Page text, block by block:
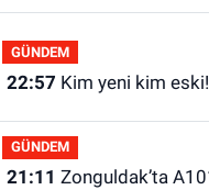
vizyonda.
GÜNDEM
22:57 Kim yeni kim eski!
GÜNDEM
21:11